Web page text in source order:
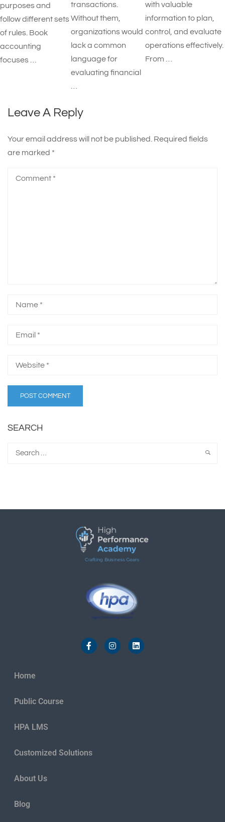
purposes and
follow different sets
of rules. Book
accounting
focuses …
transactions.
Without them,
organizations would
lack a common
language for
evaluating financial
…
with valuable
information to plan,
control, and evaluate
operations effectively.
From …
Leave A Reply
Your email address will not be published. Required fields
are marked *
SEARCH
Home
Public Course
HPA LMS
Customized Solutions
About Us
Blog